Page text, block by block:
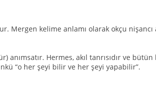
Mergen kelime anlamı olarak okçu nişancı
Hermes, akıl tanrısıdır ve
“o her şeyi bilir ve her şeyi yapabilir”.